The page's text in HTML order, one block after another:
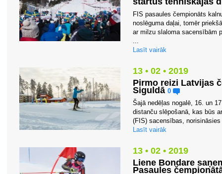
FIS pasaules čempionāts
noslēguma daļai, tomēr
ar milzu slaloma sacensībām
...
Lasīt vairāk
13 • 02 • 2019
Pirmo reizi Latvijas
Siguldā 0
Šajā nedēļas nogalē, 16. un
distanču slēpošanā, kas būs
(FIS) sacensības, norisināsies
Lasīt vairāk
13 • 02 • 2019
Liene Bondare
Pasaules